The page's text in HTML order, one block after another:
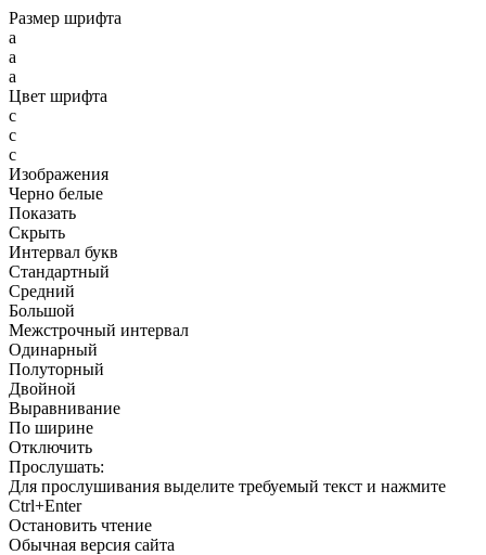
Размер шрифта
a
a
a
Цвет шрифта
c
c
c
Изображения
Черно белые
Показать
Скрыть
Интервал букв
Стандартный
Средний
Большой
Межстрочный интервал
Одинарный
Полуторный
Двойной
Выравнивание
По ширине
Отключить
Прослушать:
Для прослушивания выделите требуемый текст и нажмите
Ctrl+Enter
Остановить чтение
Обычная версия сайта